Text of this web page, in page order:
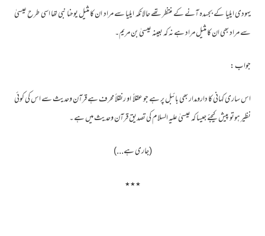
یہودی ایلیا کے بجسدہ آنے کے منتظر تھے حالانکہ ایلیا سے مراد ان کا مثیل یوحنا نبی تھا اسی طرح عیسیٰ
سے مراد بھی ان کا مثیل مراد ہے نہ کہ بعینہ عیسیٰ بن مریم۔
جواب :
اس ساری کہانی کا دارومدار بھی بائبل پر ہے جو عقلاً او رنقلاً محرف ہے قرآن وحدیث سے اس کی کوئی
نظیر ہوتو پیش کیجئے جیسا کہ عیسیٰ علیہ السلام کی تصدیق قرآن وحدیث میں ہے ۔
(جاری ہے...)
٭٭٭